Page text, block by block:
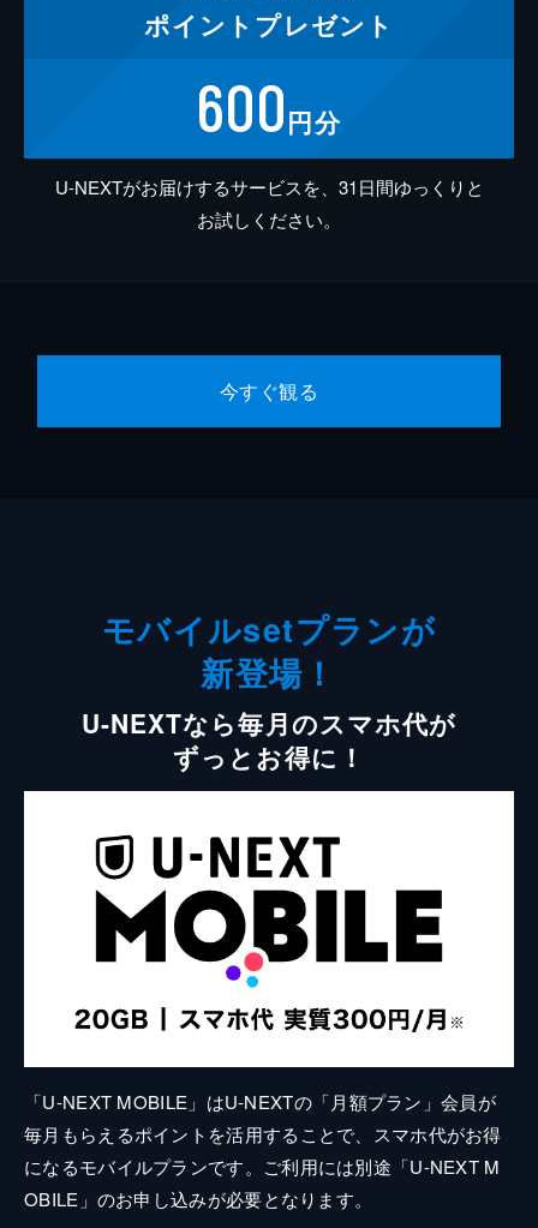
ポイント プレゼント
600円分
U-NEXTがお届けするサービスを、31日間ゆっくりと
お試しください。
今すぐ観る
モバイルsetプランが
新登場！
U-NEXTなら毎月のスマホ代が
ずっとお得に！
「U-NEXT MOBILE」はU-NEXTの「月額プラン」会員が
毎月もらえるポイントを活用することで、スマホ代がお得
になるモバイルプランです。ご利用には別途「U-NEXT M
OBILE」のお申し込みが必要となります。